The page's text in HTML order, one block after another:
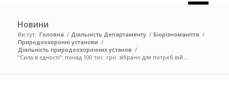
Новини
Ви тут: Головна / Діяльність Департаменту / Біорізноманіття /
Природоохоронні установи /
Діяльність природоохоронних установ /
“Сила в єдності”: понад 100 тис. грн. зібрано для потреб вій...